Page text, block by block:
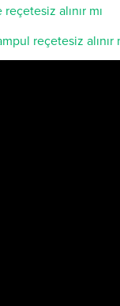
alınır mı
reçetesiz alınır